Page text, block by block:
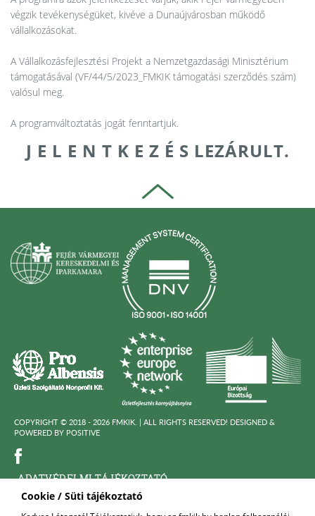
Cookie / Süti tájékoztató
végzik tevékenységüket, kivéve a Dunaújvárosban működő
vállalkozásokat.
A Vállalkozásfejlesztési Projekt a Nemzetgazdasági Minisztérium
támogatásával (VF/44/5/2023_FMKIK támogatási szerződés szám)
valósul meg.
A programváltoztatás jogát fenntartjuk.
J E L E N T K E Z É S LEZÁRULT.
COPYRIGHT © 2018 - 2026 FMKIK. | ALL RIGHTS RESERVED! DESIGNED &
POWERED BY POSITIVE
ADATVÉDELMI TÁJÉKOZTATÓ